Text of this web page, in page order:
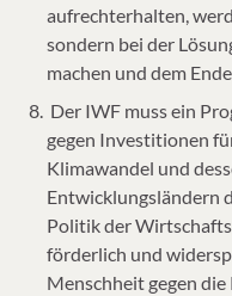
aufrechterhalten,
sondern bei der
machen und dem
Der IWF muss ein
gegen Investitionen
Klimawandel und
Entwicklungsländern
Politik der
förderlich und
Menschheit gegen